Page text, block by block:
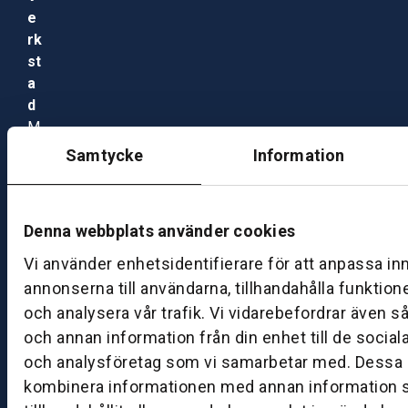
Samtycke Information
Denna webbplats använder cookies
Vi använder enhetsidentifierare för att anpassa
annonserna till användarna, tillhandahålla
och analysera vår trafik. Vi vidarebefordrar även
och annan information från din enhet till de
och analysföretag som vi samarbetar med. Dessa
kombinera informationen med annan information
e
rk
st
a
d
M
–
fr
a
g:
0
8: